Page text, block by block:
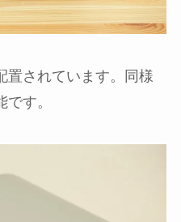
置されています。同様
す。